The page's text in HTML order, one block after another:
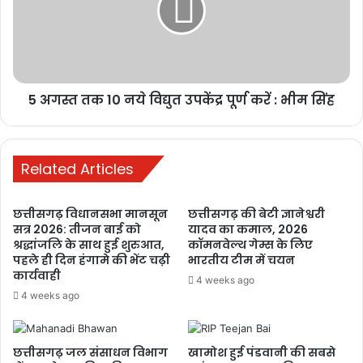
अव्यवस्था से
कर्मचारियों व
आमजन परेशान
बात’ में की कोरबा
के जल संरक्षण
मॉडल की सराहना,
ISRO तकनीक से
5 अगस्त तक 10 नये विद्युत उपकेंद्र पूर्ण करें : भीम सिंह
Related Articles
छत्तीसगढ़ विधानसभा मानसून
सत्र 2026: तीजन बाई को
श्रद्धांजलि के साथ हुई शुरुआत,
पहले ही दिन हंगामे की भेंट चढ़ी
कार्यवाही
4 weeks ago
छत्तीसगढ़ की बेटी ज्ञानेश्वरी
यादव का कमाल, 2026
कॉमनवेल्थ गेम्स के लिए
भारतीय टीम में चयन
4 weeks ago
छत्तीसगढ़ जल संसाधन विभाग
खामोश हुई पंडवानी की सबसे